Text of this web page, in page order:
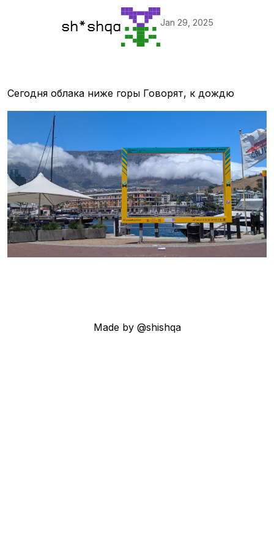
sh*shqa Jan 29, 2025
Сегодня облака ниже горы Говорят, к дождю
Made by @shishqa